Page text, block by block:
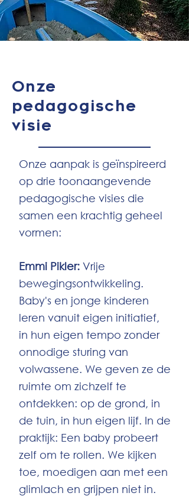
Onze
pedagogische
visie
Onze aanpak is geïnspireerd
op drie toonaangevende
pedagogische visies die
samen een krachtig geheel
vormen:
Emmi Pikler: Vrije
bewegingsontwikkeling.
Baby's en jonge kinderen
leren vanuit eigen initiatief,
in hun eigen tempo zonder
onnodige sturing van
volwassene. We geven ze de
ruimte om zichzelf te
ontdekken: op de grond, in
de tuin, in hun eigen lijf. In de
praktijk: Een baby probeert
zelf om te rollen. We kijken
toe, moedigen aan met een
glimlach en grijpen niet in.